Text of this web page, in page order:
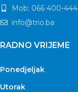
Mob: 066 400-444
info@trio.ba
RADNO VRIJEME
Ponedjeljak
Utorak